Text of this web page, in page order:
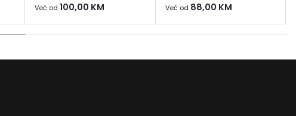
Već od 100,00 KM Već od 88,00 KM